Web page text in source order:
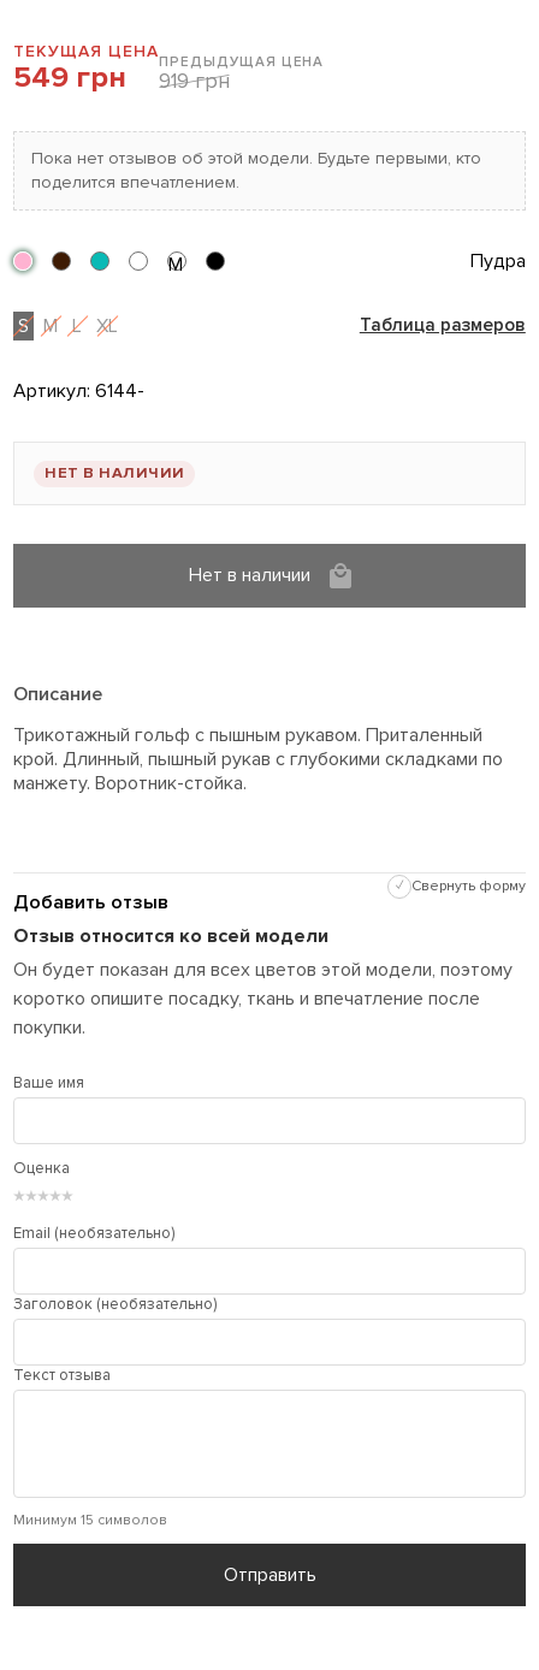
ТЕКУЩАЯ ЦЕНА
549 грн ПРЕДЫДУЩАЯ ЦЕНА
919 грн
Пока нет отзывов об этой модели. Будьте первыми, кто
поделится впечатлением.
М Пудра
S M L XL Таблица размеров
Артикул:6144-
НЕТ В НАЛИЧИИ
Нет в наличии
Описание
Трикотажный гольф с пышным рукавом. Приталенный
крой. Длинный, пышный рукав с глубокими складками по
манжету. Воротник-стойка.
Добавить отзыв
✓ Свернуть форму
Отзыв относится ко всей модели
Он будет показан для всех цветов этой модели, поэтому
коротко опишите посадку, ткань и впечатление после
покупки.
Ваше имя
Оценка
★
★
★
★
★
Email (необязательно)
Заголовок (необязательно)
Текст отзыва
Минимум 15 символов
Отправить